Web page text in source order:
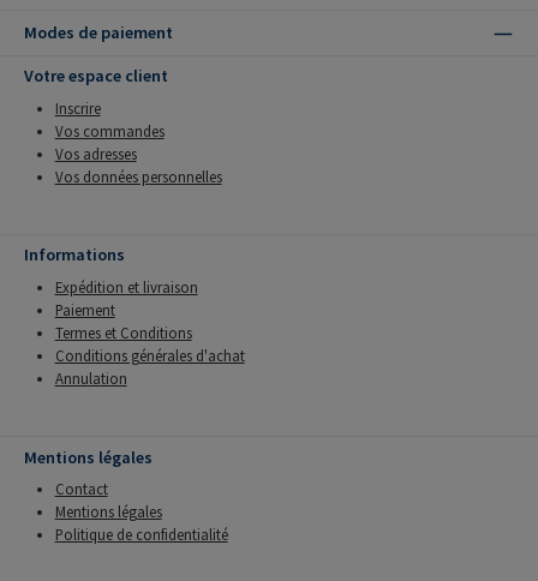
Modes de paiement
Votre espace client
Inscrire
Vos commandes
Vos adresses
Vos données personnelles
Informations
Expédition et livraison
Paiement
Termes et Conditions
Conditions générales d'achat
Annulation
Mentions légales
Contact
Mentions légales
Politique de confidentialité